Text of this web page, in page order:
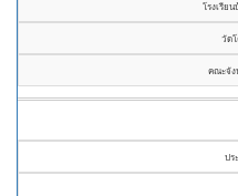
โรงเรีย
วัด
คณะจัง
ปร